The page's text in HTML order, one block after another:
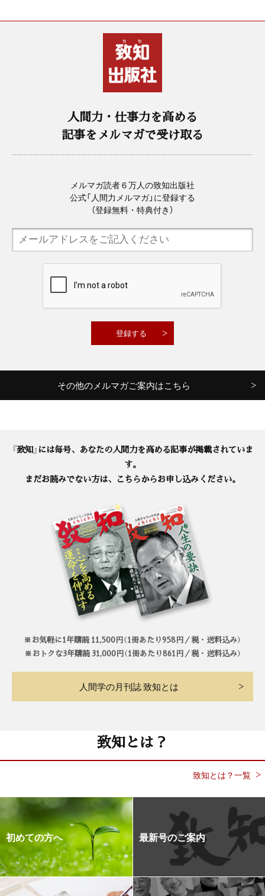
人間力・仕事力を高める
記事をメルマガで受け取る
メルマガ読者６万人の致知出版社
公式「人間力メルマガ」に登録する
（登録無料・特典付き）
その他のメルマガご案内はこちら
『致知』には毎号、あなたの人間力を高める記事が掲載されていま
す。
まだお読みでない方は、こちらからお申し込みください。
※お気軽に1年購読 11,500円（1冊あたり958円／税・送料込み）
※おトクな3年購読 31,000円（1冊あたり861円／税・送料込み）
人間学の月刊誌 致知とは
致知とは？
致知とは？一覧
初めての方へ 最新号のご案内